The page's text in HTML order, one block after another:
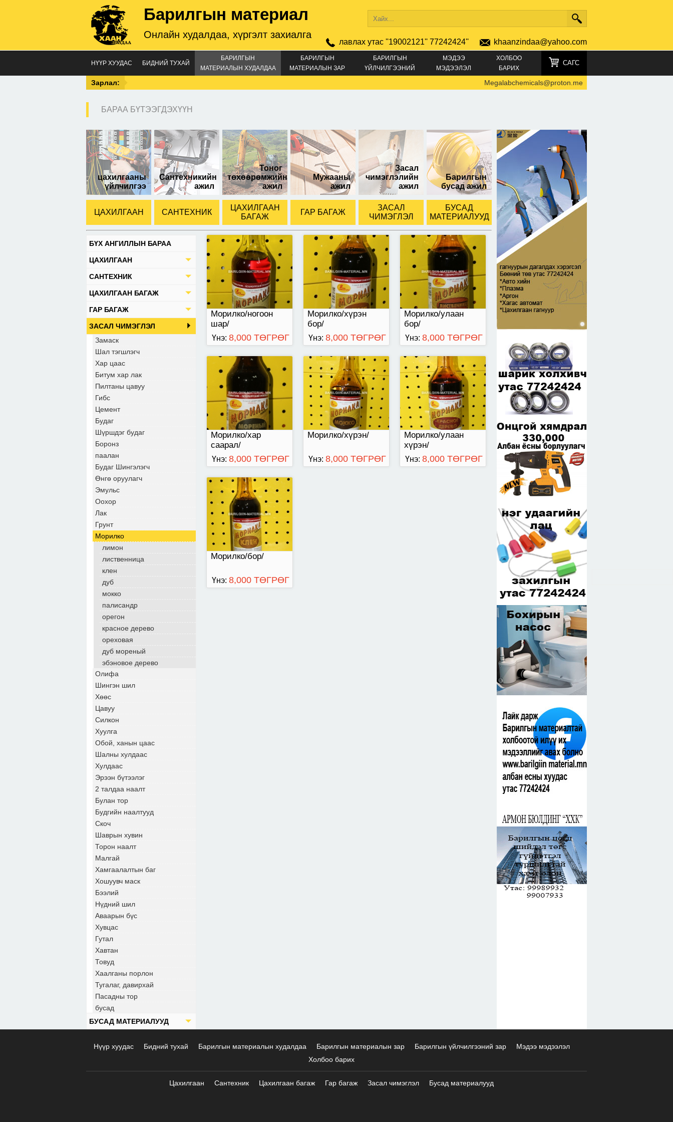
Барилгын материал
Онлайн худалдаа, хүргэлт захиалга
лавлах утас ''19002121'' 77242424'' khaanzindaa@yahoo.com
НҮҮР ХУУДАС БИДНИЙ ТУХАЙ
БАРИЛГЫН
МАТЕРИАЛЫН ХУДАЛДАА
БАРИЛГЫН
МАТЕРИАЛЫН ЗАР
БАРИЛГЫН
ҮЙЛЧИЛГЭЭНИЙ
МЭДЭЭ
МЭДЭЭЛЭЛ
ХОЛБОО
БАРИХ
САГС
Зарлал: Megalabchemicals@proton.me Where to buy GBL online
БАРАА БҮТЭЭГДЭХҮҮН
цахилгааны
үйлчилгээ
Сантехникийн
ажил
Тоног
төхөөрөмжийн
ажил
Мужааны
ажил
Засал
чимэглэлийн
ажил
Барилгын
бусад ажил
ЦАХИЛГААН САНТЕХНИК
ЦАХИЛГААН
БАГАЖ
ГАР БАГАЖ
ЗАСАЛ
ЧИМЭГЛЭЛ
БУСАД
МАТЕРИАЛУУД
БҮХ АНГИЛЛЫН БАРАА
ЦАХИЛГААН
САНТЕХНИК
ЦАХИЛГААН БАГАЖ
ГАР БАГАЖ
ЗАСАЛ ЧИМЭГЛЭЛ
Замаск
Шал тэгшлэгч
Хар цаас
Битум хар лак
Пилтаны цавуу
Гибс
Цемент
Будаг
Шүршдэг будаг
Боронз
паалан
Будаг Шингэлэгч
Өнгө оруулагч
Эмульс
Оохор
Лак
Грунт
Морилко
лимон
лиственница
клен
дуб
мокко
палисандр
орегон
красное дерево
ореховая
дуб мореный
эбэновое дерево
Олифа
Шингэн шил
Хөөс
Цавуу
Силкон
Хуулга
Обой, ханын цаас
Шалны хулдаас
Хулдаас
Эрээн бүтээлэг
2 талдаа наалт
Булан тор
Будгийн наалтууд
Скоч
Шаврын хувин
Торон наалт
Малгай
Хамгаалалтын баг
Хошуувч маск
Бээлий
Нүдний шил
Аваарын бүс
Хувцас
Гутал
Хавтан
Товуд
Хаалганы порлон
Тугалаг, давирхай
Пасадны тор
бусад
БУСАД МАТЕРИАЛУУД
Морилко/ногоон
шар/
500гр-аар савласан
Үнэ: 8,000 ТӨГРӨГ
Морилко/хүрэн
бор/
500гр-аар савласан
Үнэ: 8,000 ТӨГРӨГ
Морилко/улаан
бор/
500гр-аар савласан
Үнэ: 8,000 ТӨГРӨГ
Морилко/хар
саарал/
500гр-аар савласан
Үнэ: 8,000 ТӨГРӨГ
Морилко/хүрэн/
500 гр-аар савласан
Үнэ: 8,000 ТӨГРӨГ
Морилко/улаан
хүрэн/
500гр-аар савласан
Үнэ: 8,000 ТӨГРӨГ
Морилко/бор/
500 гр-аар шилэнд
савласан.
Үнэ: 8,000 ТӨГРӨГ
Нүүр хуудас Бидний тухай Барилгын материалын худалдаа Барилгын материалын зар Барилгын үйлчилгээний зар
Мэдээ мэдээлэл
Холбоо барих
Цахилгаан Сантехник Цахилгаан багаж Гар багаж Засал чимэглэл Бусад материалууд